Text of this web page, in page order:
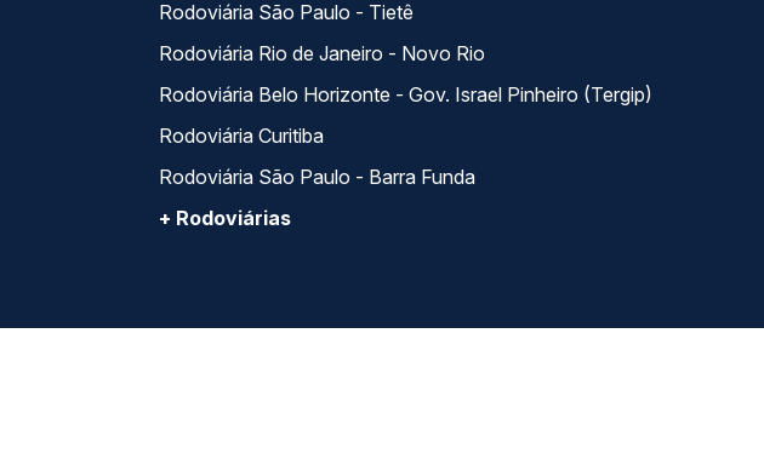
Rodoviária São Paulo - Tietê
Rodoviária Rio de Janeiro - Novo Rio
Rodoviária Belo Horizonte - Gov. Israel Pinheiro (Tergip)
Rodoviária Curitiba
Rodoviária São Paulo - Barra Funda
+ Rodoviárias